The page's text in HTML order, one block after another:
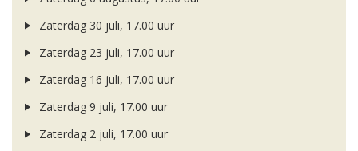
Zaterdag 30 juli, 17.00 uur
Zaterdag 23 juli, 17.00 uur
Zaterdag 16 juli, 17.00 uur
Zaterdag 9 juli, 17.00 uur
Zaterdag 2 juli, 17.00 uur